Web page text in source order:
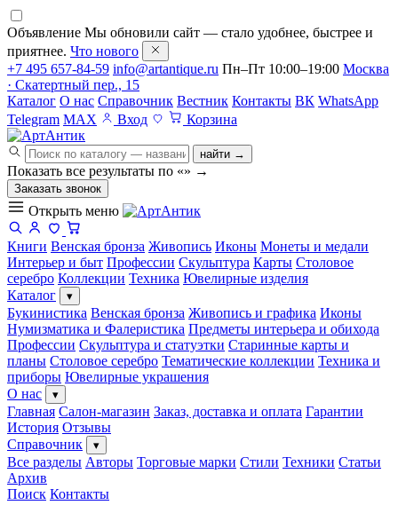
Объявление Мы обновили сайт — стало удобнее, быстрее и
приятнее. Что нового
+7 495 657-84-59 info@artantique.ru Пн–Пт 10:00–19:00 Москва
· Скатертный пер., 15
Каталог О нас Справочник Вестник Контакты ВК WhatsApp
Telegram MAX Вход Корзина
найти →
Показать все результаты по «» →
Заказать звонок
Открыть меню
Книги Венская бронза Живопись Иконы Монеты и медали
Интерьер и быт Профессии Скульптура Карты Столовое
серебро Коллекции Техника Ювелирные изделия
Каталог
▾
Букинистика Венская бронза Живопись и графика Иконы
Нумизматика и Фалеристика Предметы интерьера и обихода
Профессии Скульптура и статуэтки Старинные карты и
планы Столовое серебро Тематические коллекции Техника и
приборы Ювелирные украшения
О нас
▾
Главная Салон-магазин Заказ, доставка и оплата Гарантии
История Отзывы
Справочник
▾
Все разделы Авторы Торговые марки Стили Техники Статьи
Архив
Поиск Контакты